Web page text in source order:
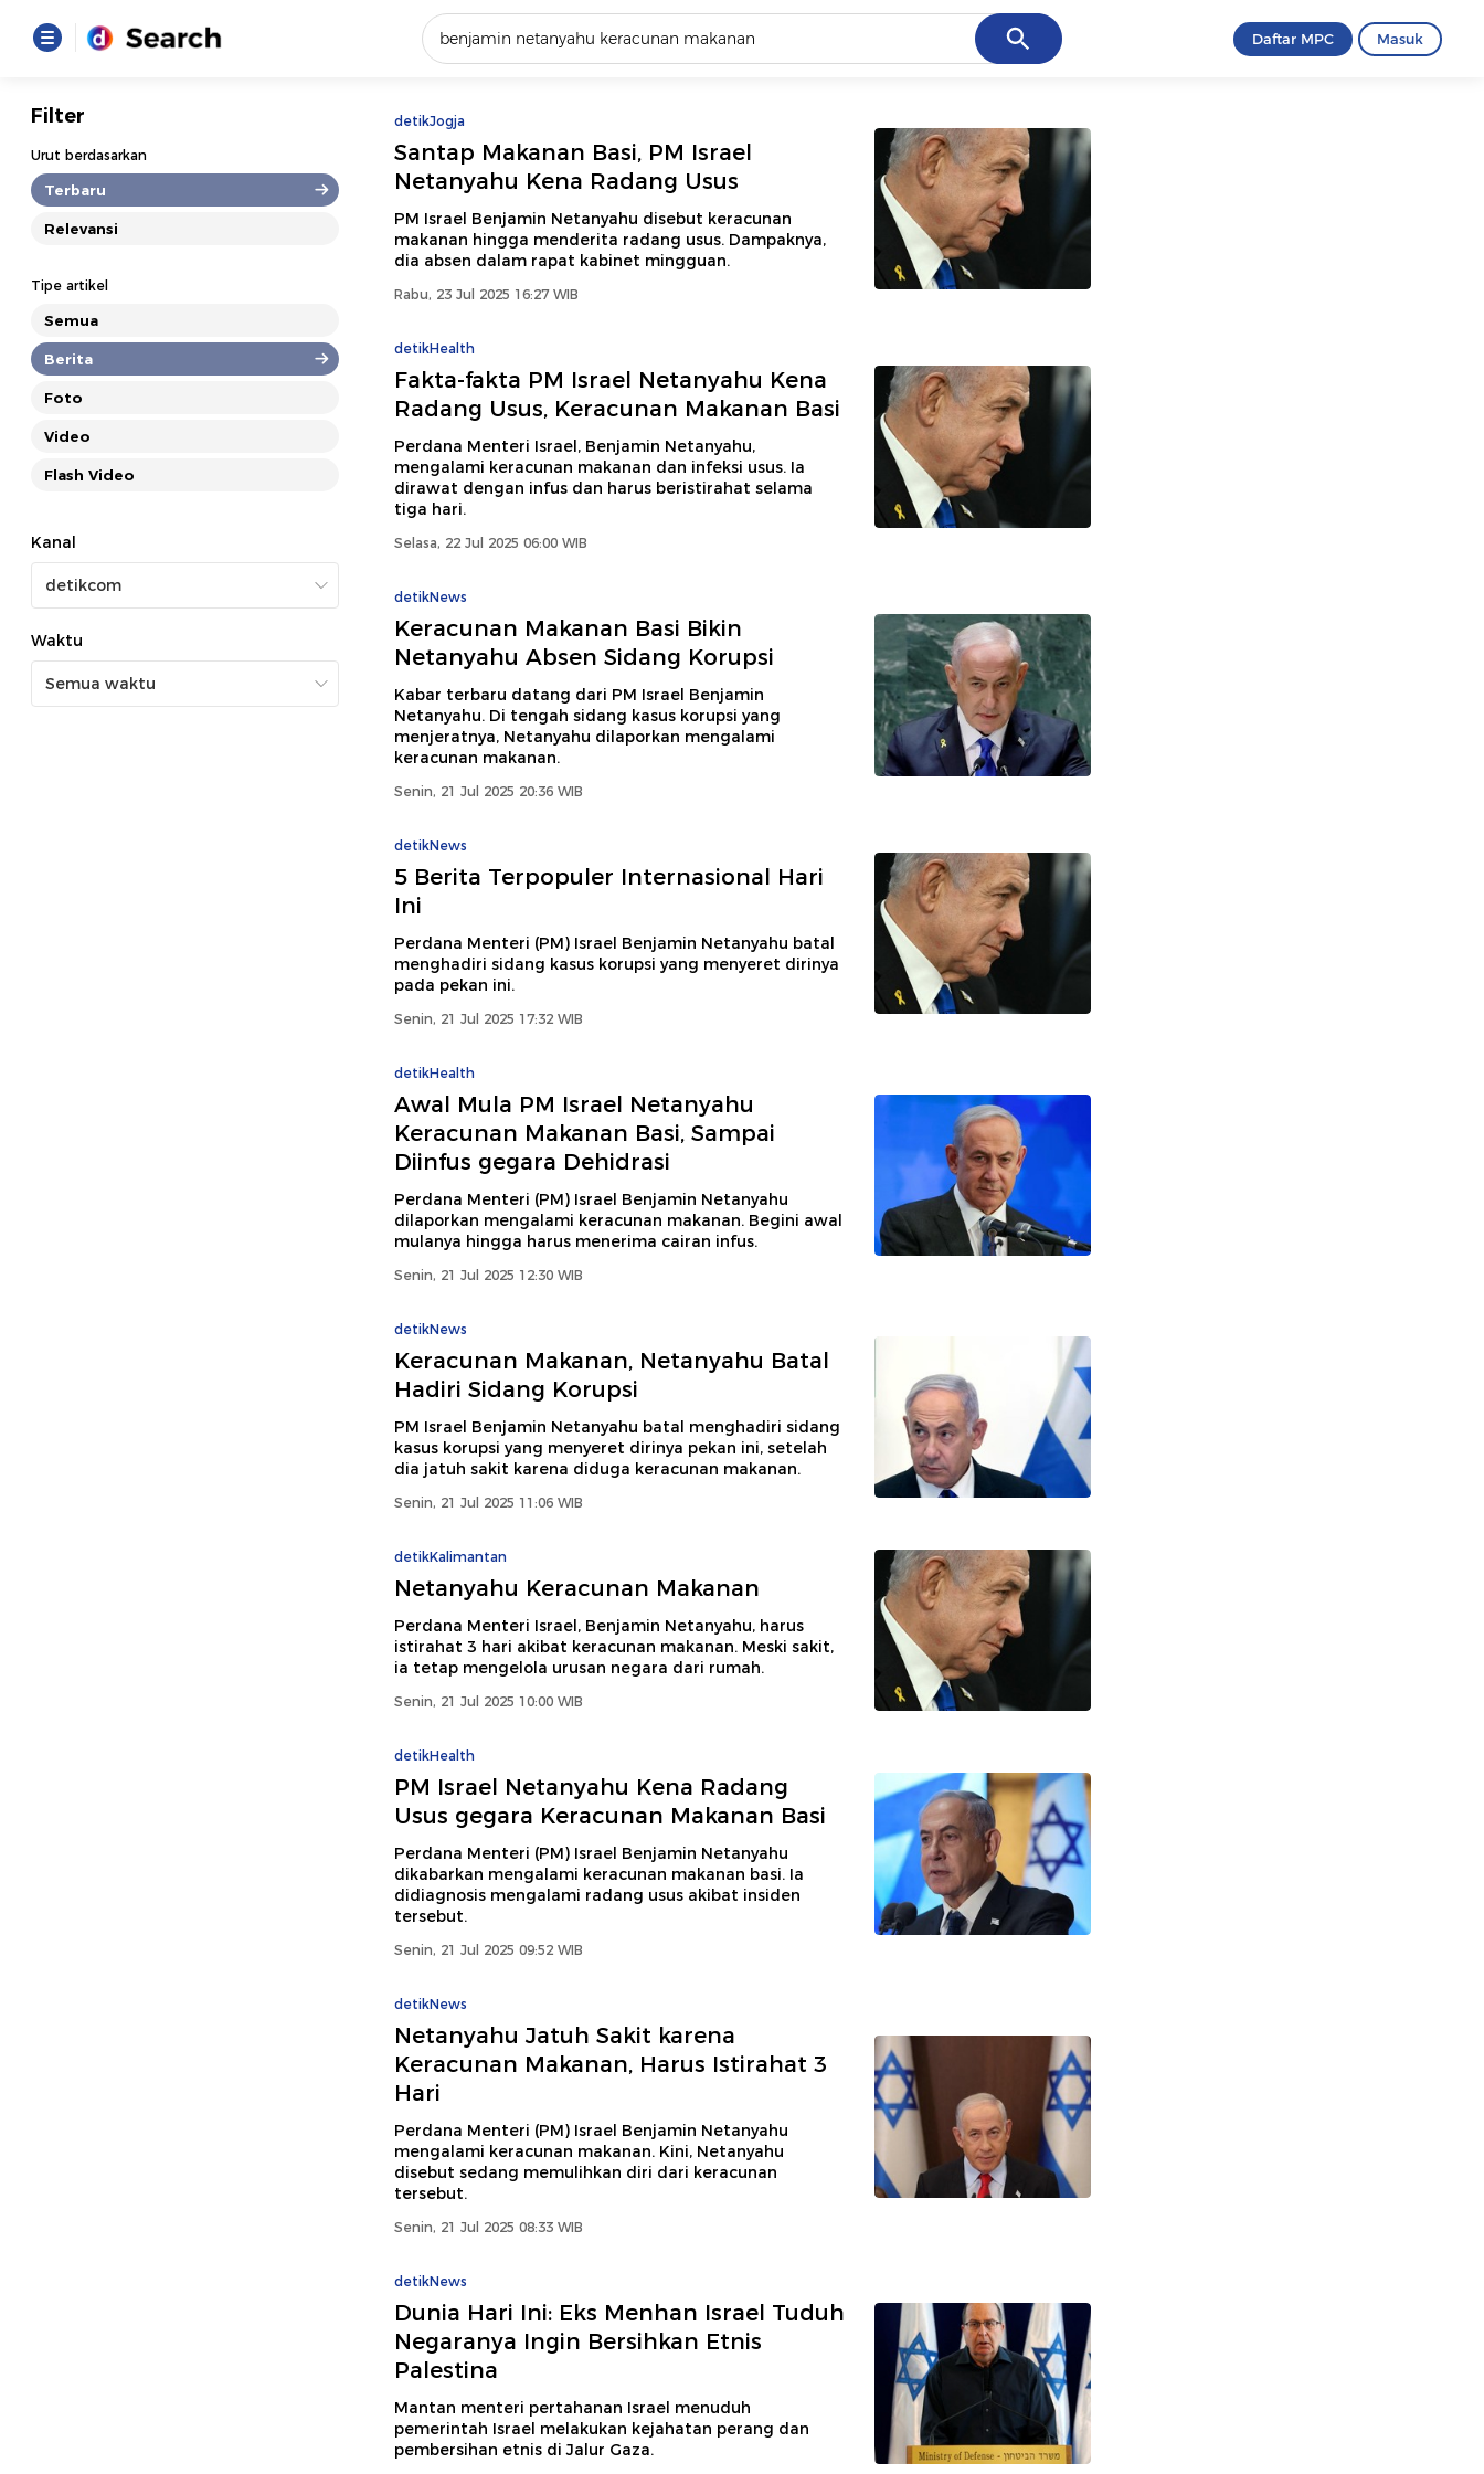
Cancel
Promoted
Terakhir yang dicari
Loading...
Daftar MPC Masuk
Filter
Urut berdasarkan
Terbaru
Relevansi
Tipe artikel
Semua
Berita
Foto
Video
Flash Video
Kanal
Waktu
detikJogja
Santap Makanan Basi, PM Israel
Netanyahu Kena Radang Usus
PM Israel Benjamin Netanyahu disebut keracunan
makanan hingga menderita radang usus. Dampaknya,
dia absen dalam rapat kabinet mingguan.
Rabu, 23 Jul 2025 16:27 WIB
detikHealth
Fakta-fakta PM Israel Netanyahu Kena
Radang Usus, Keracunan Makanan Basi
Perdana Menteri Israel, Benjamin Netanyahu,
mengalami keracunan makanan dan infeksi usus. Ia
dirawat dengan infus dan harus beristirahat selama
tiga hari.
Selasa, 22 Jul 2025 06:00 WIB
detikNews
Keracunan Makanan Basi Bikin
Netanyahu Absen Sidang Korupsi
Kabar terbaru datang dari PM Israel Benjamin
Netanyahu. Di tengah sidang kasus korupsi yang
menjeratnya, Netanyahu dilaporkan mengalami
keracunan makanan.
Senin, 21 Jul 2025 20:36 WIB
detikNews
5 Berita Terpopuler Internasional Hari
Ini
Perdana Menteri (PM) Israel Benjamin Netanyahu batal
menghadiri sidang kasus korupsi yang menyeret dirinya
pada pekan ini.
Senin, 21 Jul 2025 17:32 WIB
detikHealth
Awal Mula PM Israel Netanyahu
Keracunan Makanan Basi, Sampai
Diinfus gegara Dehidrasi
Perdana Menteri (PM) Israel Benjamin Netanyahu
dilaporkan mengalami keracunan makanan. Begini awal
mulanya hingga harus menerima cairan infus.
Senin, 21 Jul 2025 12:30 WIB
detikNews
Keracunan Makanan, Netanyahu Batal
Hadiri Sidang Korupsi
PM Israel Benjamin Netanyahu batal menghadiri sidang
kasus korupsi yang menyeret dirinya pekan ini, setelah
dia jatuh sakit karena diduga keracunan makanan.
Senin, 21 Jul 2025 11:06 WIB
detikKalimantan
Netanyahu Keracunan Makanan
Perdana Menteri Israel, Benjamin Netanyahu, harus
istirahat 3 hari akibat keracunan makanan. Meski sakit,
ia tetap mengelola urusan negara dari rumah.
Senin, 21 Jul 2025 10:00 WIB
detikHealth
PM Israel Netanyahu Kena Radang
Usus gegara Keracunan Makanan Basi
Perdana Menteri (PM) Israel Benjamin Netanyahu
dikabarkan mengalami keracunan makanan basi. Ia
didiagnosis mengalami radang usus akibat insiden
tersebut.
Senin, 21 Jul 2025 09:52 WIB
detikNews
Netanyahu Jatuh Sakit karena
Keracunan Makanan, Harus Istirahat 3
Hari
Perdana Menteri (PM) Israel Benjamin Netanyahu
mengalami keracunan makanan. Kini, Netanyahu
disebut sedang memulihkan diri dari keracunan
tersebut.
Senin, 21 Jul 2025 08:33 WIB
detikNews
Dunia Hari Ini: Eks Menhan Israel Tuduh
Negaranya Ingin Bersihkan Etnis
Palestina
Mantan menteri pertahanan Israel menuduh
pemerintah Israel melakukan kejahatan perang dan
pembersihan etnis di Jalur Gaza.